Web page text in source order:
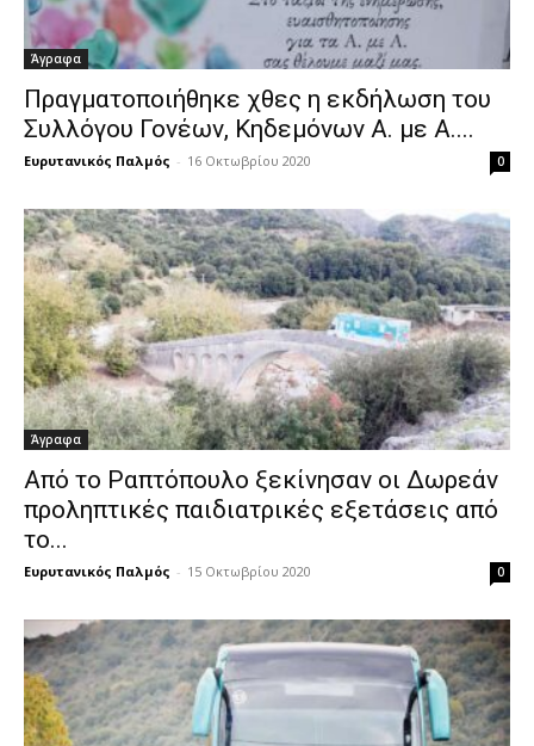
Άγραφα
Πραγματοποιήθηκε χθες η εκδήλωση του
Συλλόγου Γονέων, Κηδεμόνων Α. με Α....
Ευρυτανικός Παλμός - 16 Οκτωβρίου 2020 0
Άγραφα
Από το Ραπτόπουλο ξεκίνησαν οι Δωρεάν
προληπτικές παιδιατρικές εξετάσεις από
το...
Ευρυτανικός Παλμός - 15 Οκτωβρίου 2020 0